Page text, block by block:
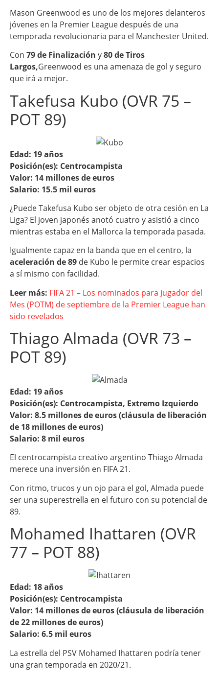
Mason Greenwood es uno de los mejores delanteros
jóvenes en la Premier League después de una
temporada revolucionaria para el Manchester United.
Con 79 de Finalización y80 de Tiros
Largos,Greenwood es una amenaza de gol y seguro
que irá a mejor.
Takefusa Kubo (OVR 75 –
POT 89)
Edad: 19 años
Posición(es): Centrocampista
Valor: 14 millones de euros
Salario: 15.5 mil euros
¿Puede Takefusa Kubo ser objeto de otra cesión en La
Liga? El joven japonés anotó cuatro y asistió a cinco
mientras estaba en el Mallorca la temporada pasada.
Igualmente capaz en la banda que en el centro, la
aceleración de 89 de Kubo le permite crear espacios
a sí mismo con facilidad.
Leer más: FIFA 21 – Los nominados para Jugador del
Mes (POTM) de septiembre de la Premier League han
sido revelados
Thiago Almada (OVR 73 –
POT 89)
Edad: 19 años
Posición(es): Centrocampista, Extremo Izquierdo
Valor: 8.5 millones de euros (cláusula de liberación
de 18 millones de euros)
Salario: 8 mil euros
El centrocampista creativo argentino Thiago Almada
merece una inversión en FIFA 21.
Con ritmo, trucos y un ojo para el gol, Almada puede
ser una superestrella en el futuro con su potencial de
89.
Mohamed Ihattaren (OVR
77 – POT 88)
Edad: 18 años
Posición(es): Centrocampista
Valor: 14 millones de euros (cláusula de liberación
de 22 millones de euros)
Salario: 6.5 mil euros
La estrella del PSV Mohamed Ihattaren podría tener
una gran temporada en 2020/21.